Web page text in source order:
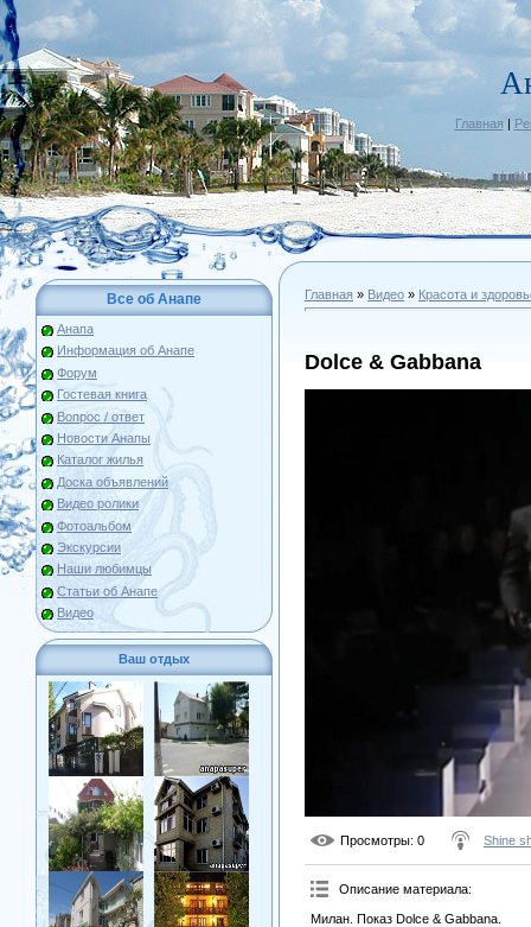
Главная |
Все об Анапе
Анапа
Информация об Анапе
Форум
Гостевая книга
Вопрос / ответ
Новости Анапы
Каталог жилья
Доска объявлений
Видео ролики
Фотоальбом
Экскурсии
Наши любимцы
Статьи об Анапе
Видео
Ваш отдых
Главная » Видео » Красота и
Dolce & Gabbana
Просмотры: 0 Shine
Описание материала:
Милан. Показ Dolce & Gabbana.